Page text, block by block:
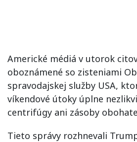
Americké médiá v utorok
oboznámené so zisteniami
spravodajskej služby USA,
víkendové útoky úplne
centrifúgy ani zásoby
Tieto správy rozhnevali